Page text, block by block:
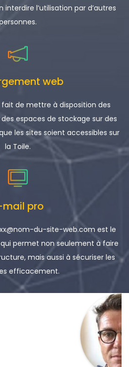
interdire l’utilisation par d’autres
web
fait de mettre à disposition des
espaces de stockage sur des
les sites soient accessibles sur
la Toile.
mail pro
du-site-web.com est le
permet non seulement à faire
mais aussi à sécuriser les
efficacement.